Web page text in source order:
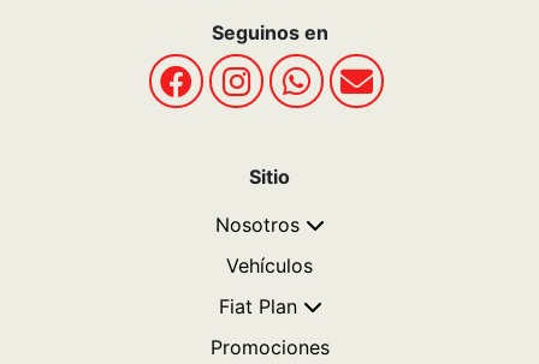
Seguinos en
Sitio
Nosotros
Vehículos
Fiat Plan
Promociones